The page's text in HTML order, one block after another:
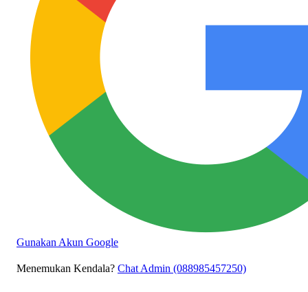
Gunakan Akun Google
Menemukan Kendala? Chat Admin (088985457250)